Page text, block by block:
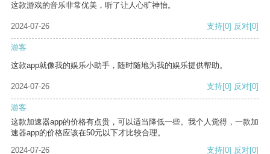
这款游戏的音乐非常优美，听了让人心旷神怡。
2024-07-26 支持[0] 反对[0]
游客
这款app就像我的娱乐小助手，随时随地为我的娱乐提供帮助。
2024-07-26 支持[0] 反对[0]
游客
这款加速器app的价格有点贵，可以适当降低一些。我个人觉得，一款加
速器app的价格应该在50元以下才比较合理。
2024-07-26
支持[0] 反对[0]